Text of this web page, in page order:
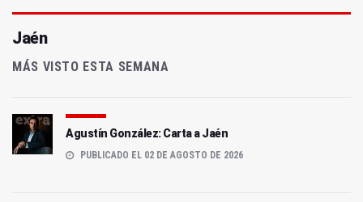
Jaén
MÁS VISTO ESTA SEMANA
Agustín González: Carta a Jaén
PUBLICADO EL 02 DE AGOSTO DE 2026